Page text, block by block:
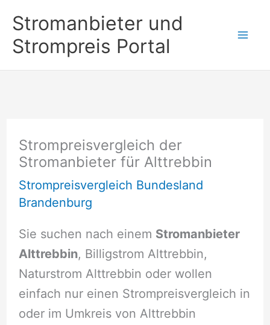
Inhalt
springen
Stromanbieter und
Strompreis Portal
Strompreisvergleich der
Stromanbieter für Alttrebbin
Strompreisvergleich Bundesland
Brandenburg
Sie suchen nach einem Stromanbieter
Alttrebbin, Billigstrom Alttrebbin,
Naturstrom Alttrebbin oder wollen
einfach nur einen Strompreisvergleich in
oder im Umkreis von Alttrebbin